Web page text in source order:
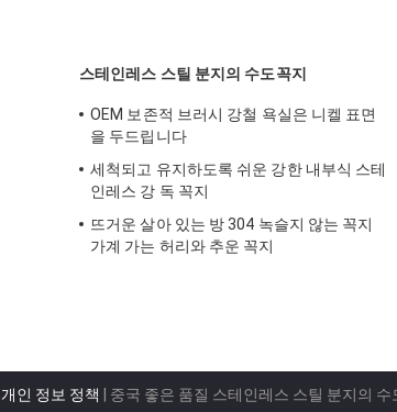
스테인레스 스틸 분지의 수도꼭지
OEM 보존적 브러시 강철 욕실은 니켈 표면
을 두드립니다
세척되고 유지하도록 쉬운 강한 내부식 스테
인레스 강 독 꼭지
뜨거운 살아 있는 방 304 녹슬지 않는 꼭지
가계 가는 허리와 추운 꼭지
개인 정보 정책 | 중국 좋은 품질 스테인레스 스틸 분지의